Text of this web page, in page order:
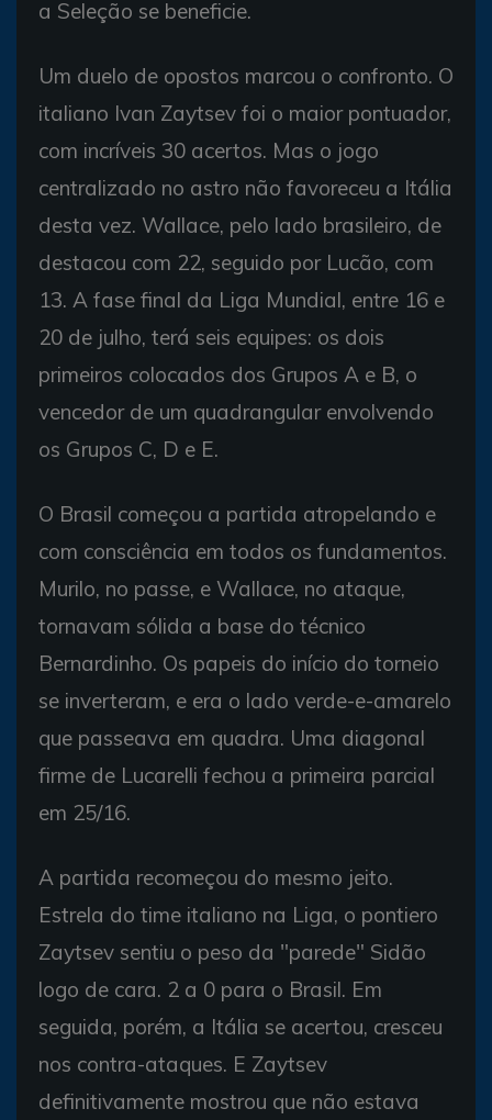
a Seleção se beneficie.
Um duelo de opostos marcou o confronto. O
italiano Ivan Zaytsev foi o maior pontuador,
com incríveis 30 acertos. Mas o jogo
centralizado no astro não favoreceu a Itália
desta vez. Wallace, pelo lado brasileiro, de
destacou com 22, seguido por Lucão, com
13. A fase final da Liga Mundial, entre 16 e
20 de julho, terá seis equipes: os dois
primeiros colocados dos Grupos A e B, o
vencedor de um quadrangular envolvendo
os Grupos C, D e E.
O Brasil começou a partida atropelando e
com consciência em todos os fundamentos.
Murilo, no passe, e Wallace, no ataque,
tornavam sólida a base do técnico
Bernardinho. Os papeis do início do torneio
se inverteram, e era o lado verde-e-amarelo
que passeava em quadra. Uma diagonal
firme de Lucarelli fechou a primeira parcial
em 25/16.
A partida recomeçou do mesmo jeito.
Estrela do time italiano na Liga, o pontiero
Zaytsev sentiu o peso da "parede" Sidão
logo de cara. 2 a 0 para o Brasil. Em
seguida, porém, a Itália se acertou, cresceu
nos contra-ataques. E Zaytsev
definitivamente mostrou que não estava